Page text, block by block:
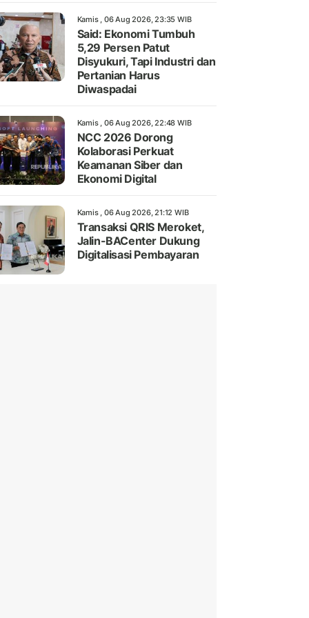
Kamis , 06 Aug 2026, 23:35 WIB
Said: Ekonomi Tumbuh
5,29 Persen Patut
Disyukuri, Tapi Industri dan
Pertanian Harus
Diwaspadai
Kamis , 06 Aug 2026, 22:48 WIB
NCC 2026 Dorong
Kolaborasi Perkuat
Keamanan Siber dan
Ekonomi Digital
Kamis , 06 Aug 2026, 21:12 WIB
Transaksi QRIS Meroket,
Jalin-BACenter Dukung
Digitalisasi Pembayaran